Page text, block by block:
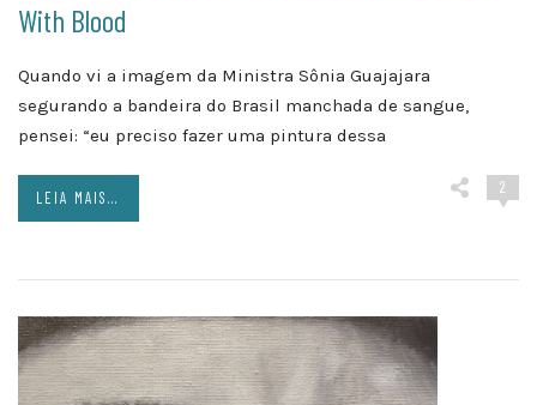
With Blood
Quando vi a imagem da Ministra Sônia Guajajara
segurando a bandeira do Brasil manchada de sangue,
pensei: “eu preciso fazer uma pintura dessa
2
LEIA MAIS...